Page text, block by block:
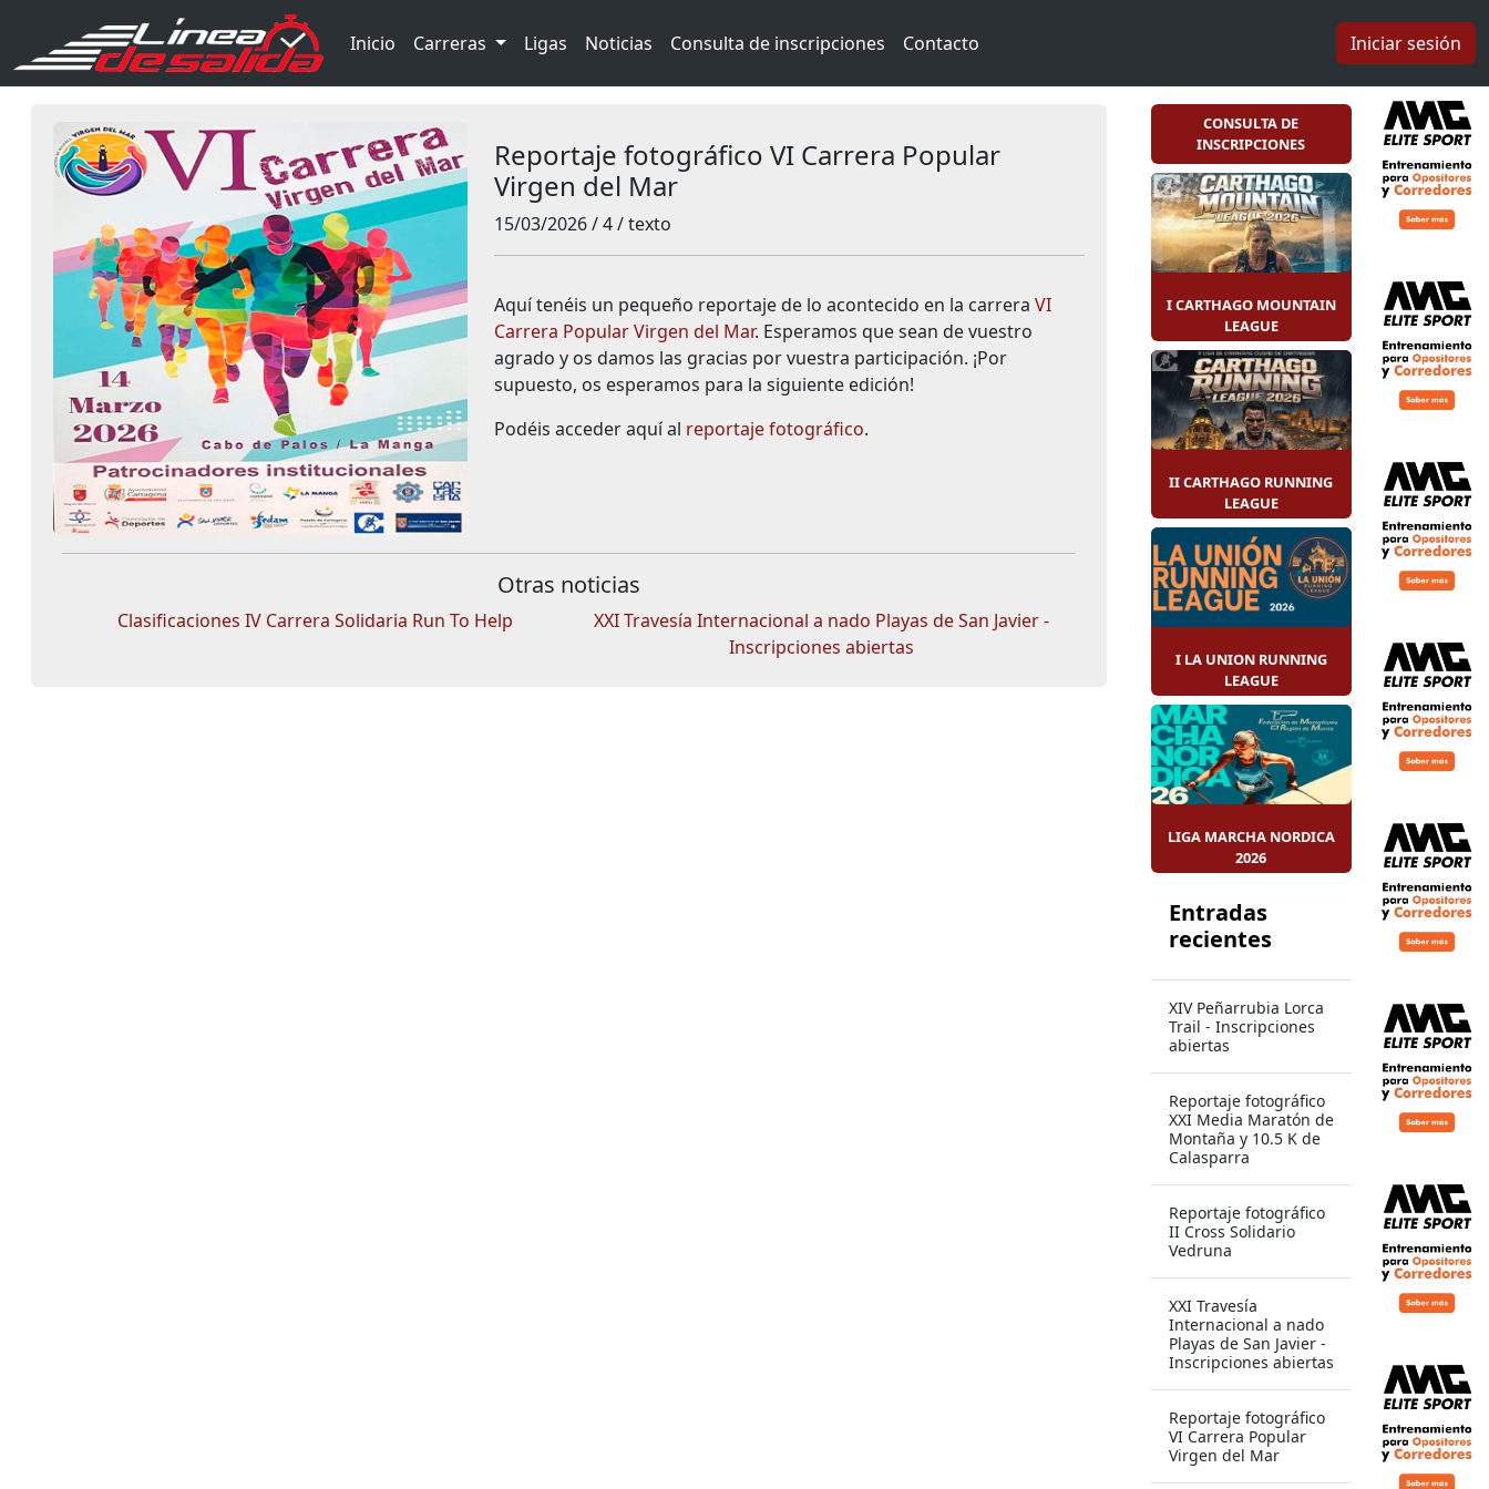
Inicio Carreras Ligas Noticias Consulta de inscripciones Contacto Iniciar sesión
Reportaje fotográfico VI Carrera Popular
Virgen del Mar
15/03/2026 / 4 / texto
Aquí tenéis un pequeño reportaje de lo acontecido en la carrera VI
Carrera Popular Virgen del Mar. Esperamos que sean de vuestro
agrado y os damos las gracias por vuestra participación. ¡Por
supuesto, os esperamos para la siguiente edición!
Podéis acceder aquí al reportaje fotográfico.
Otras noticias
Clasificaciones IV Carrera Solidaria Run To Help
XXI Travesía Internacional a nado Playas de San Javier -
Inscripciones abiertas
CONSULTA DE
INSCRIPCIONES
I CARTHAGO MOUNTAIN
LEAGUE
II CARTHAGO RUNNING
LEAGUE
I LA UNION RUNNING
LEAGUE
LIGA MARCHA NORDICA
2026
Entradas
recientes
XIV Peñarrubia Lorca
Trail - Inscripciones
abiertas
Reportaje fotográfico
XXI Media Maratón de
Montaña y 10.5 K de
Calasparra
Reportaje fotográfico
II Cross Solidario
Vedruna
XXI Travesía
Internacional a nado
Playas de San Javier -
Inscripciones abiertas
Reportaje fotográfico
VI Carrera Popular
Virgen del Mar